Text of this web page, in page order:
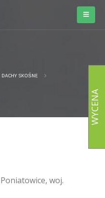
DACHY SKOŚNE
Poniatowice, woj.
WYCENA